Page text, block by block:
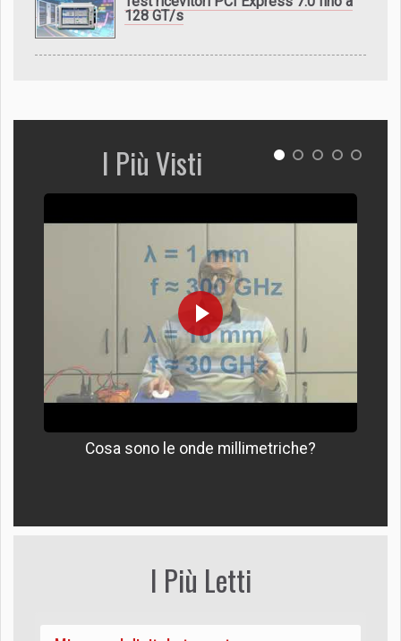
128 GT/s
I Più Visti
Cosa sono le onde millimetriche?
I Più Letti